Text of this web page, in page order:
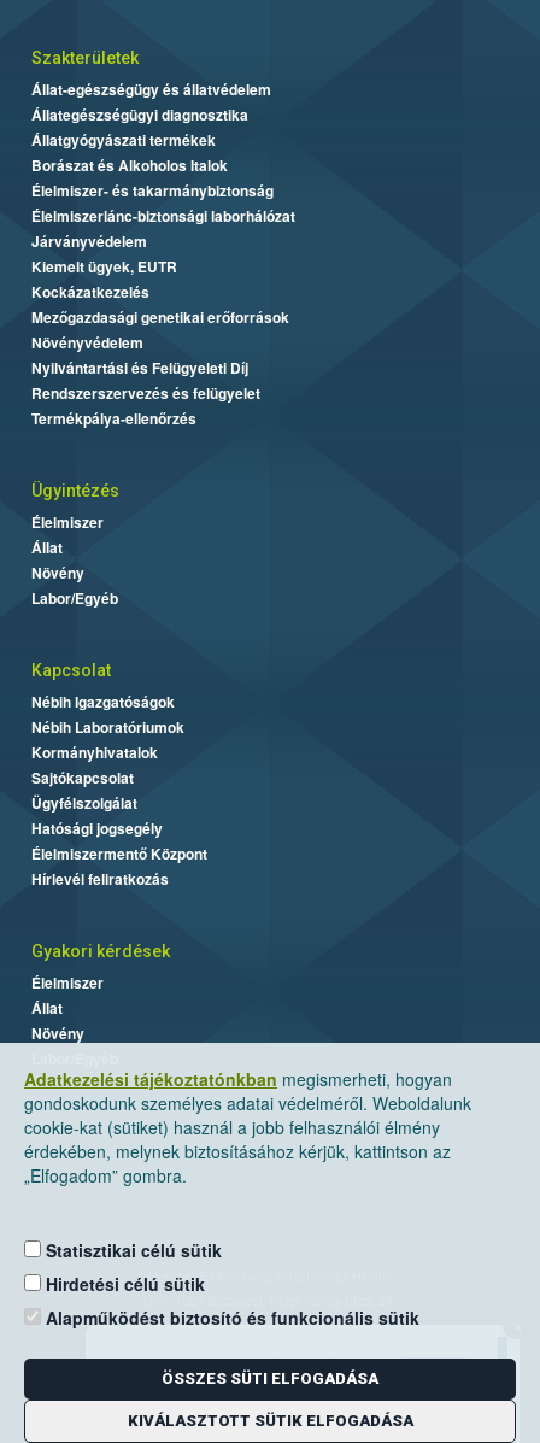
Adatkezelési tájékoztatónkban megismerheti, hogyan
gondoskodunk személyes adatai védelméről. Weboldalunk
cookie-kat (sütiket) használ a jobb felhasználói élmény
érdekében, melynek biztosításához kérjük, kattintson az
„Elfogadom” gombra.
Statisztikai célú sütik
Hirdetési célú sütik
Alapműködést biztosító és funkcionális sütik
ÖSSZES SÜTI ELFOGADÁSA
KIVÁLASZTOTT SÜTIK ELFOGADÁSA
Szakterületek
Állat-egészségügy és állatvédelem
Állategészségügyi diagnosztika
Állatgyógyászati termékek
Borászat és Alkoholos Italok
Élelmiszer- és takarmánybiztonság
Élelmiszerlánc-biztonsági laborhálózat
Járványvédelem
Kiemelt ügyek, EUTR
Kockázatkezelés
Mezőgazdasági genetikai erőforrások
Növényvédelem
Nyilvántartási és Felügyeleti Díj
Rendszerszervezés és felügyelet
Termékpálya-ellenőrzés
Ügyintézés
Élelmiszer
Állat
Növény
Labor/Egyéb
Kapcsolat
Nébih Igazgatóságok
Nébih Laboratóriumok
Kormányhivatalok
Sajtókapcsolat
Ügyfélszolgálat
Hatósági jogsegély
Élelmiszermentő Központ
Hírlevél feliratkozás
Gyakori kérdések
Élelmiszer
Állat
Növény
Nemzeti Élelmiszerlánc-biztonsági Hivatal
Levelezési cím: 1525 Budapest. Pf. 30.
E-mail:ugyfelszolgalat@nebih.gov.hu
Zöld szám: 06-80/263-244
Telefon: 06-1/ 336-9000